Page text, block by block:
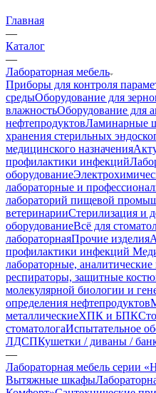
Главная
—
Каталог
—
Лабораторная мебель
Приборы для контроля
средыОборудование для
влажностьОборудование для
нефтепродуктовЛаминарные
хранения стерильных
медицинского назначения
профилактики инфекций
оборудование
лабораторные и
лабораторий пищевой
ветеринарииСтерилизация и
оборудованиеВсё для
лабораторнаяПрочие изделия
профилактики инфекций
лабораторные,
респираторы, защитные
молекулярной биологии и
определения нефтепродуктов
металлическиеХПК и БПК
стоматологаИспытательное
ЛДСПКушетки / диваны /
—
Лабораторная мебель серии
Вытяжные шкафы